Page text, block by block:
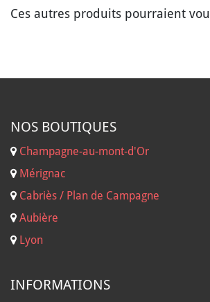
Ces autres produits pourraient
NOS BOUTIQUES
Champagne-au-mont-d'Or
Mérignac
Cabriès / Plan de Campagne
Aubière
Lyon
INFORMATIONS